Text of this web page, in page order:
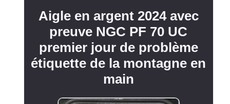
Aigle en argent 2024 avec
preuve NGC PF 70 UC
premier jour de problème
étiquette de la montagne en
main